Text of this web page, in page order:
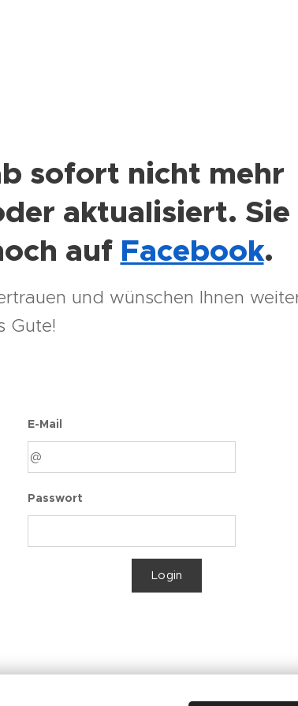
sofort nicht mehr
aktualisiert. Sie
auf Facebook.
und wünschen Ihnen
Gute!
E-Mail
Passwort
Login